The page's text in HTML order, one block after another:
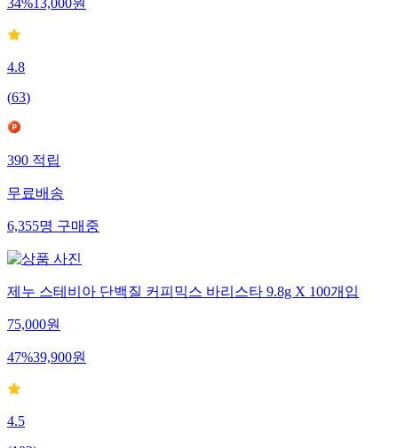
34%13,000원
4.8
(63)
390적립
무료배송
6,355명구매중
제누 스테비아 단백질 커피믹스 바리스타 9.8g X 100개입
75,000원
47%39,900원
4.5